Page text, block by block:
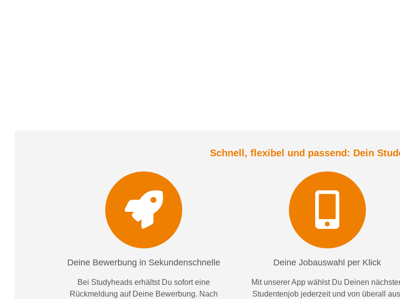
Schnell, flexibel und passend: Dein
Deine Bewerbung in Sekundenschnelle
Bei Studyheads erhältst Du sofort eine
Rückmeldung auf Deine Bewerbung. Nach
Deine Jobauswahl per Klick
Mit unserer App wählst Du Deinen
Studentenjob jederzeit und von überall